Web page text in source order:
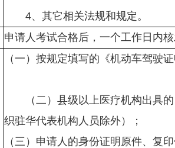
4、其它
申请人考试合格后，一个工作日内
（一）按规定填写的《机动车驾驶
（二）县级以上医疗机构出具的
织驻华代表机构人员除外）；
（三）申请人的身份证明原件、复